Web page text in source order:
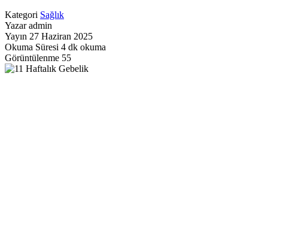
Kategori Sağlık
Yazar admin
Yayın 27 Haziran 2025
Okuma Süresi 4 dk okuma
Görüntülenme 55